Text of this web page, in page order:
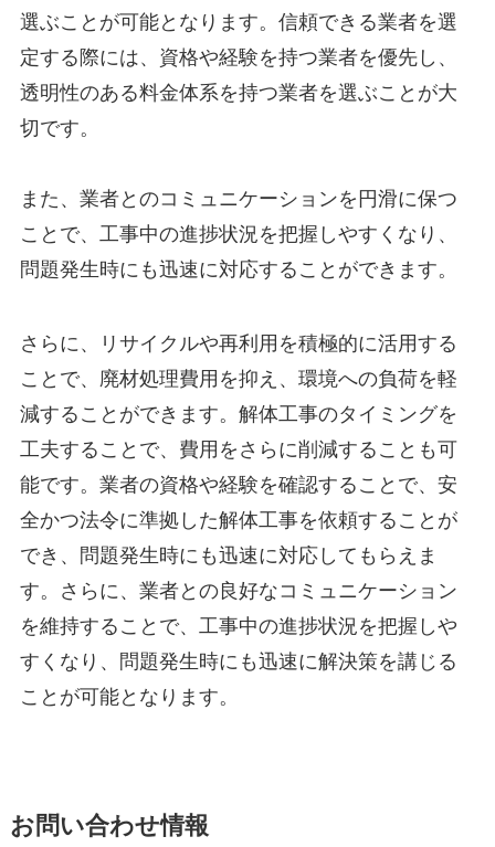
選ぶことが可能となります。信頼できる業者を選
定する際には、資格や経験を持つ業者を優先し、
透明性のある料金体系を持つ業者を選ぶことが大
切です。
また、業者とのコミュニケーションを円滑に保つ
ことで、工事中の進捗状況を把握しやすくなり、
問題発生時にも迅速に対応することができます。
さらに、リサイクルや再利用を積極的に活用する
ことで、廃材処理費用を抑え、環境への負荷を軽
減することができます。解体工事のタイミングを
工夫することで、費用をさらに削減することも可
能です。業者の資格や経験を確認することで、安
全かつ法令に準拠した解体工事を依頼することが
でき、問題発生時にも迅速に対応してもらえま
す。さらに、業者との良好なコミュニケーション
を維持することで、工事中の進捗状況を把握しや
すくなり、問題発生時にも迅速に解決策を講じる
ことが可能となります。
お問い合わせ情報